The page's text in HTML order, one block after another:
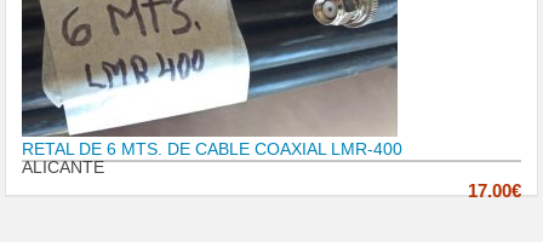
RETAL DE 6 MTS. DE CABLE COAXIAL LMR-400
ALICANTE
17.00€